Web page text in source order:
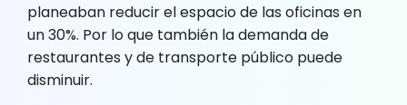
planeaban reducir el espacio de las oficinas en
un 30%. Por lo que también la demanda de
restaurantes y de transporte público puede
disminuir.